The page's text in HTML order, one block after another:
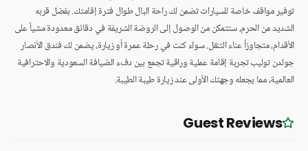
توفير مواقف خاصة للسيارات تضمن لك راحة البال طوال فترة إقامتك. بفضل قربه
الشديد من الحرم، ستتمكن من الوصول إلى الروضة الشريفة في دقائق معدودة مشياً على
الأقدام، متجاوزاً عناء التنقل. سواء كنت في رحلة عمرة أو زيارة، يضمن لك فندق الأنصار
جولدن توليب تجربة إقامة عملية وراقية تجمع بين دفء الضيافة السعودية والاحترافية
العالمية، مما يجعله وجهتك الأولى عند زيارة طيبة الطيبة.
Guest Reviews